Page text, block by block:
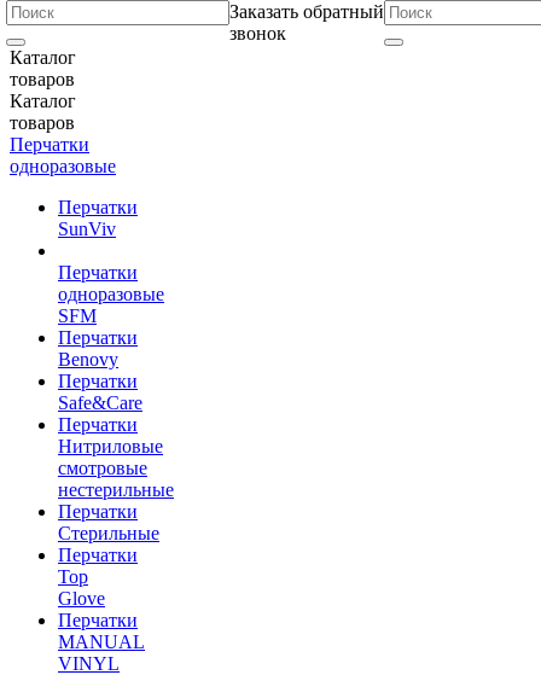
Заказать обратный
звонок
Каталог
товаров
Каталог
товаров
Перчатки
одноразовые
Перчатки
SunViv
Перчатки
одноразовые
SFM
Перчатки
Benovy
Перчатки
Safe&Care
Перчатки
Нитриловые
смотровые
нестерильные
Перчатки
Стерильные
Перчатки
Top
Glove
Перчатки
MANUAL
VINYL